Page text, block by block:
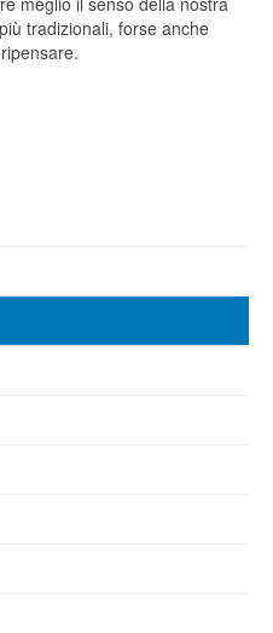
tradizionali, forse anche